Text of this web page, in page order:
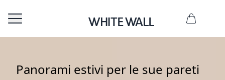
Panorami estivi per le sue pareti